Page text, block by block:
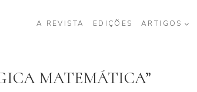
A REVISTA EDIÇÕES ARTIGOS
MATEMÁTICA”